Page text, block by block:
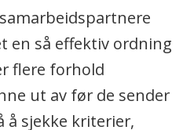
en så effektiv ordning
flere forhold
ut av før de sender
å sjekke kriterier,